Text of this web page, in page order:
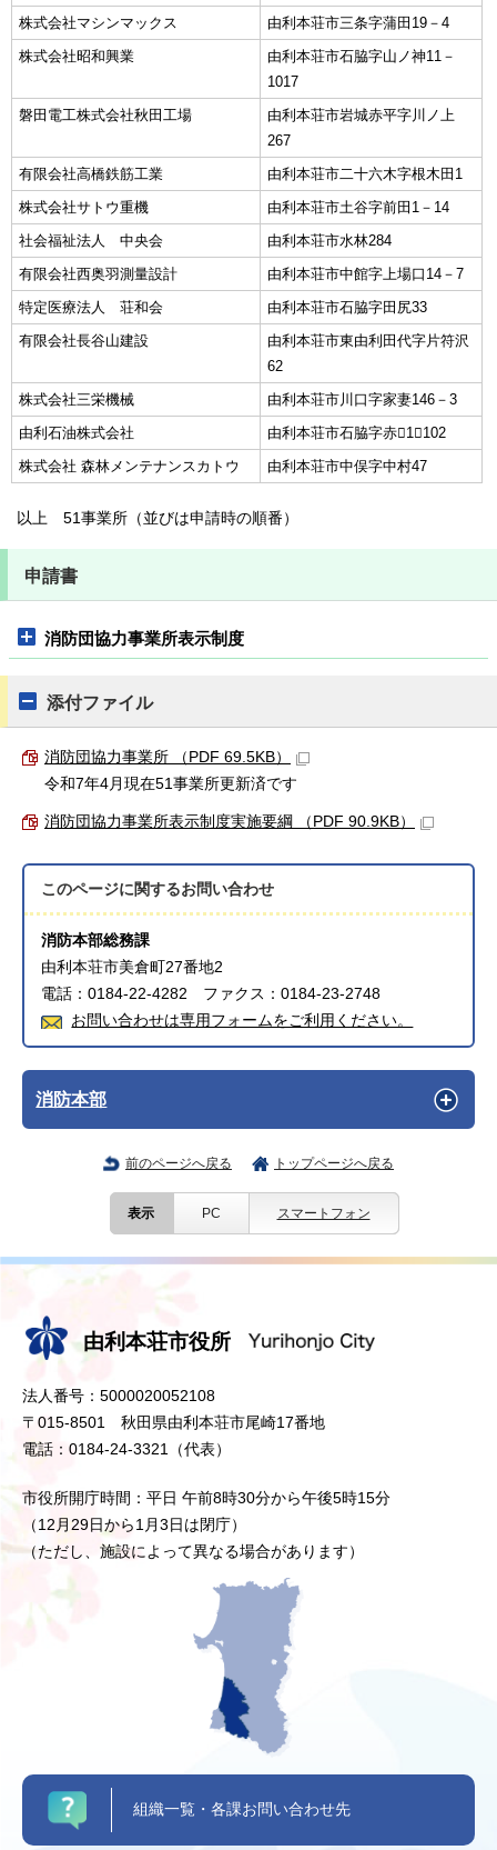
株式会社マシンマックス
由利本荘市三条字蒲田19－4
株式会社昭和興業
由利本荘市石脇字山ノ神11－
1017
磐田電工株式会社秋田工場
由利本荘市岩城赤平字川ノ上
267
有限会社高橋鉄筋工業
由利本荘市二十六木字根木田1
株式会社サトウ重機
由利本荘市土谷字前田1－14
社会福祉法人 中央会
由利本荘市水林284
有限会社西奥羽測量設計
由利本荘市中館字上場口14－7
特定医療法人 荘和会
由利本荘市石脇字田尻33
有限会社長谷山建設
由利本荘市東由利田代字片符沢
62
株式会社三栄機械
由利本荘市川口字家妻146－3
由利石油株式会社
由利本荘市石脇字赤1－102
株式会社 森林メンテナンスカトウ
由利本荘市中俣字中村47
以上 51事業所（並びは申請時の順番）
申請書
消防団協力事業所表示制度
添付ファイル
消防団協力事業所 （PDF 69.5KB）
令和7年4月現在51事業所更新済です
消防団協力事業所表示制度実施要綱 （PDF 90.9KB）
このページに関するお問い合わせ
消防本部総務課
由利本荘市美倉町27番地2
電話：0184-22-4282 ファクス：0184-23-2748
お問い合わせは専用フォームをご利用ください。
消防本部
前のページへ戻る トップページへ戻る
表示 PC スマートフォン
由利本荘市役所
法人番号：5000020052108
〒015-8501 秋田県由利本荘市尾崎17番地
電話：0184-24-3321（代表）
市役所開庁時間：平日 午前8時30分から午後5時15分
（12月29日から1月3日は閉庁）
（ただし、施設によって異なる場合があります）
組織一覧・各課お問い合わせ先